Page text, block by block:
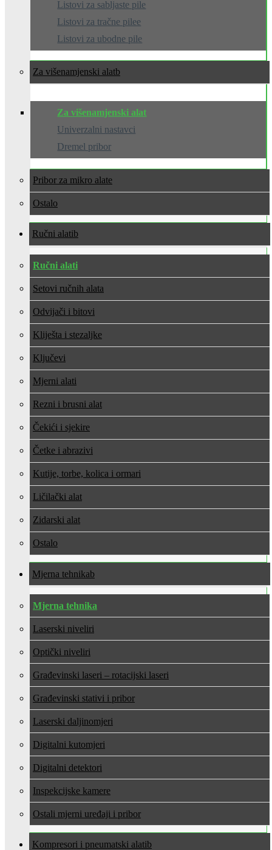
Listovi za sabljaste pile
Listovi za tračne pilee
Listovi za ubodne pile
Za višenamjenski alat
Za višenamjenski alat
Univerzalni nastavci
Dremel pribor
Pribor za mikro alate
Ostalo
Ručni alati
Ručni alati
Setovi ručnih alata
Odvijači i bitovi
Kliješta i stezaljke
Ključevi
Mjerni alati
Rezni i brusni alat
Čekići i sjekire
Četke i abrazivi
Kutije, torbe, kolica i ormari
Ličilački alat
Zidarski alat
Ostalo
Mjerna tehnika
Mjerna tehnika
Laserski niveliri
Optički niveliri
Građevinski laseri – rotacijski laseri
Građevinski stativi i pribor
Laserski daljinomjeri
Digitalni kutomjeri
Digitalni detektori
Inspekcijske kamere
Ostali mjerni uređaji i pribor
Kompresori i pneumatski alati